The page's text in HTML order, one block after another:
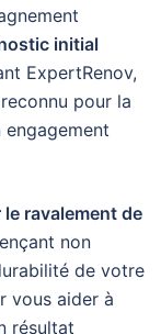
initial
ExpertRenov,
pour la
ravalement de
non
de votre
vous aider à
résultat